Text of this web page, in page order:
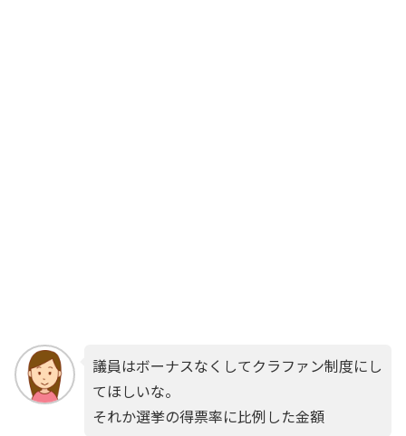
議員はボーナスなくしてクラファン制度にし
てほしいな。
それか選挙の得票率に比例した金額